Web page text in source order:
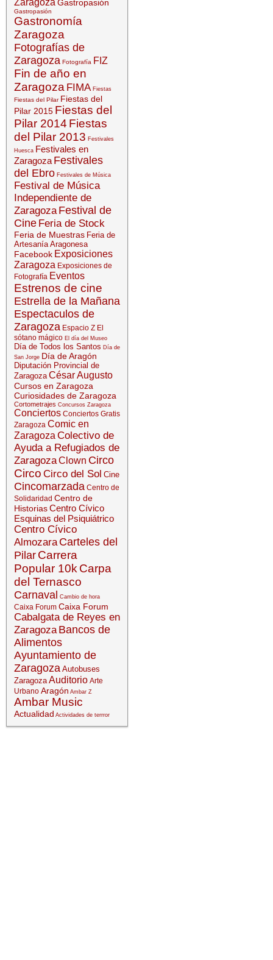
Zaragoza Gastropasión
Gastropasión
Gastronomía
Zaragoza
Fotografías de
Zaragoza Fotografía FIZ
Fin de año en
Zaragoza FIMA Fiestas
Fiestas del Pilar Fiestas del
Pilar 2015 Fiestas del
Pilar 2014 Fiestas
del Pilar 2013 Festivales
Huesca Festivales en
Zaragoza Festivales
del Ebro Festivales de Música
Festival de Música
Independiente de
Zaragoza Festival de
Cine Feria de Stock
Feria de Muestras Feria de
Artesanía Aragonesa
Facebook Exposiciones
Zaragoza Exposiciones de
Fotografía Eventos
Estrenos de cine
Estrella de la Mañana
Espectaculos de
Zaragoza Espacio Z El
sótano mágico El día del Museo
Día de Todos los Santos Día de
San Jorge Día de Aragón
Diputación Provincial de
Zaragoza César Augusto
Cursos en Zaragoza
Curiosidades de Zaragoza
Cortometrajes Concursos Zaragoza
Conciertos Conciertos Gratis
Zaragoza Comic en
Zaragoza Colectivo de
Ayuda a Refugiados de
ZaragozaClown Circo
Circo Circo del Sol Cine
Cincomarzada Centro de
Solidaridad Centro de
HistoriasCentro Cívico
Esquinas del Psiquiátrico
Centro Cívico
Almozara Carteles del
Pilar Carrera
Popular 10k Carpa
del Ternasco
Carnaval Cambio de hora
Caixa Forum Caixa Forum
Cabalgata de Reyes en
Zaragoza Bancos de
Alimentos
Ayuntamiento de
Zaragoza Autobuses
Zaragoza Auditorio Arte
Urbano Aragón Ambar Z
Ambar Music
Actualidad Actividades de terrror